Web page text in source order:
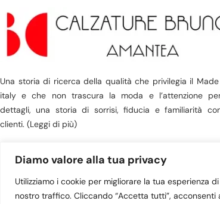
Diamo valore alla tua privacy
Utilizziamo i cookie per migliorare la tua esperienza
nostro traffico. Cliccando “Accetta tutti”, acconsenti
Una storia di ricerca della qualità che privilegia il
italy e che non trascura la moda e l’attenzione
dettagli, una storia di sorrisi, fiducia e familiarità
clienti. (Leggi di più)
© 2023